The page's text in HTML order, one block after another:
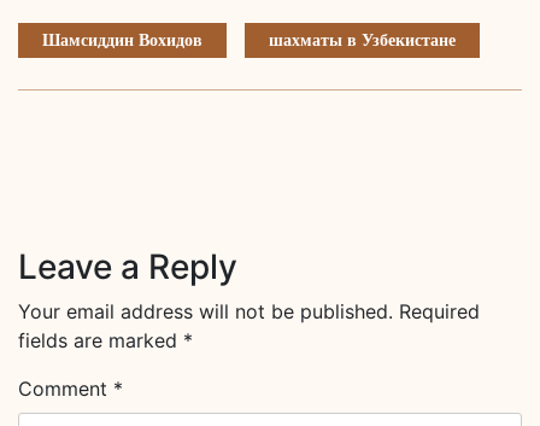
Шамсиддин Вохидов шахматы в Узбекистане
Leave a Reply
Your email address will not be published. Required
fields are marked *
Comment *